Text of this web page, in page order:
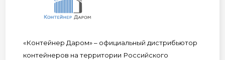
«Контейнер Даром» – официальный дистрибьютор
контейнеров на территории Российского